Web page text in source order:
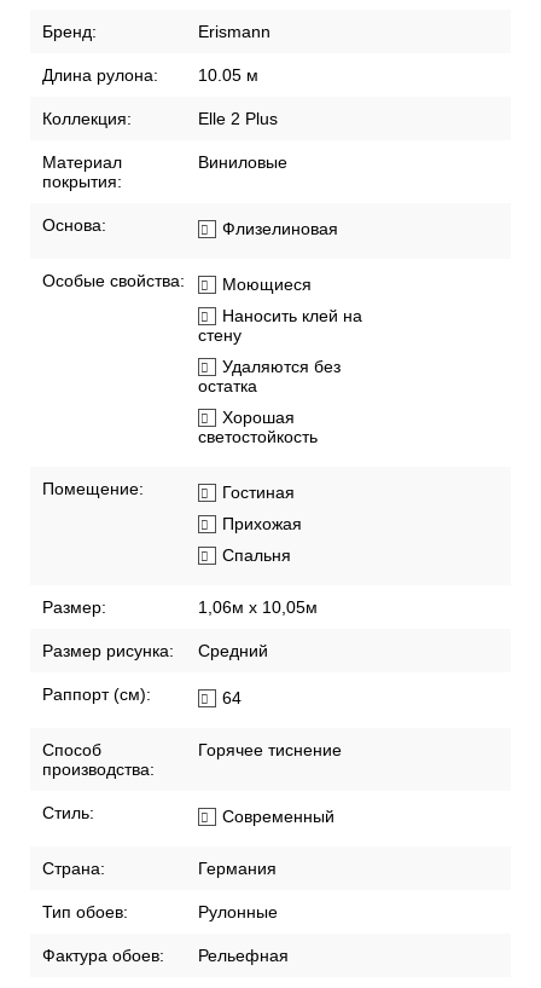
Бренд: Erismann
Длина рулона: 10.05 м
Коллекция: Elle 2 Plus
Материал
покрытия:
Виниловые
Основа: Флизелиновая
Особые свойства:
Моющиеся
Наносить клей на
стену
Удаляются без
остатка
Хорошая
светостойкость
Помещение:
Гостиная
Прихожая
Спальня
Размер: 1,06м х 10,05м
Размер рисунка: Средний
Раппорт (см): 64
Способ
производства:
Горячее тиснение
Стиль: Современный
Страна: Германия
Тип обоев: Рулонные
Фактура обоев: Рельефная